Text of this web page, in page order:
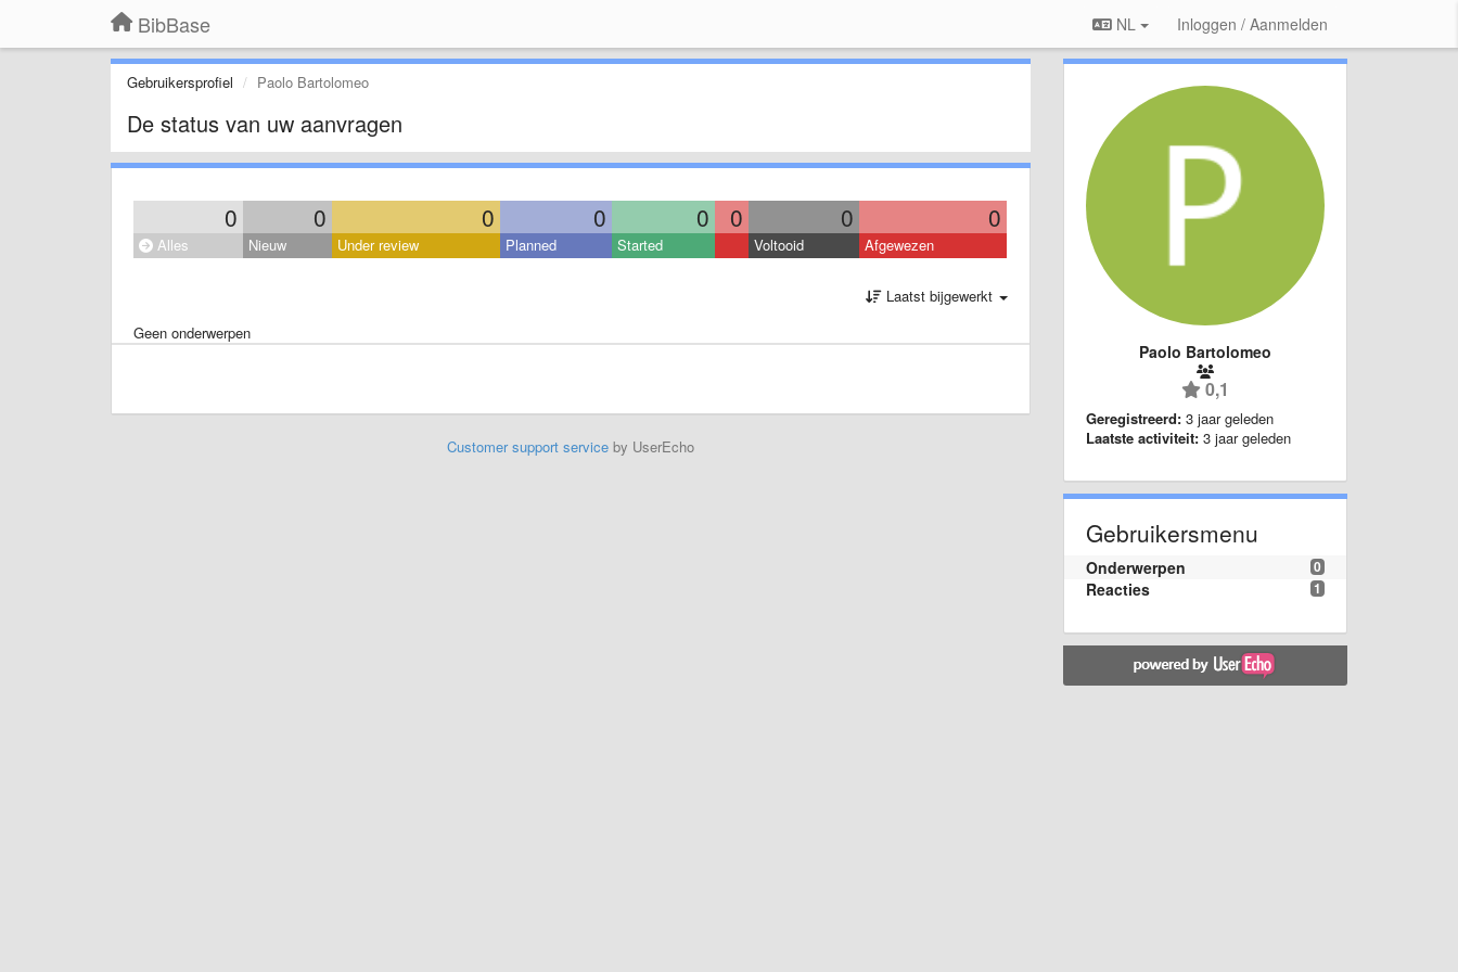
BibBase NL Inloggen / Aanmelden
Gebruikersprofiel Paolo Bartolomeo
De status van uw aanvragen
0 0 0 0 0 0 0 0
Alles Nieuw Under review Planned Started Voltooid Afgewezen
Laatst bijgewerkt
Geen onderwerpen
Customer support serviceby UserEcho
Paolo Bartolomeo
0,1
Geregistreerd: 3 jaar geleden
Laatste activiteit: 3 jaar geleden
Gebruikersmenu
0
Onderwerpen
1
Reacties